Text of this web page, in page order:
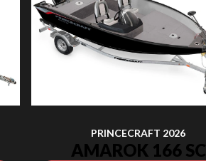
PRINCECRAFT 2026
AMAROK 166 SC